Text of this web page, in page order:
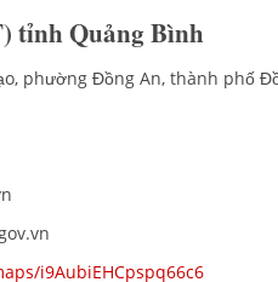
tỉnh Quảng Bình
phường Đồng An, thành phố
i9AubiEHCpspq66c6